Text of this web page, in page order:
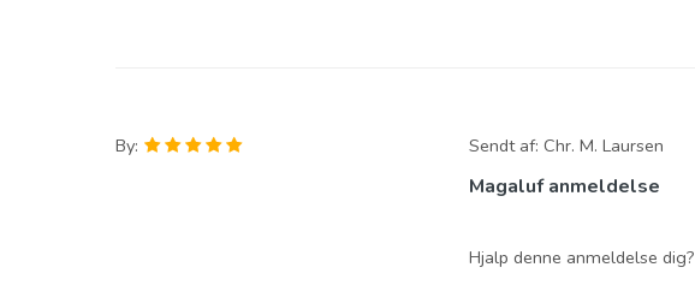
By: Sendt af: Chr. M. Laursen
Magaluf anmeldelse
Hjalp denne anmeldelse dig?